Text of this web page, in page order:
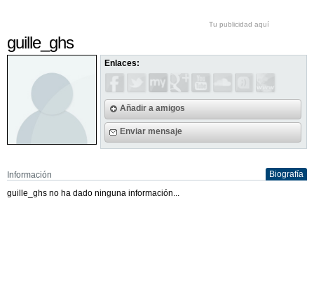
Tu publicidad aquí
guille_ghs
Enlaces:
Añadir a amigos
Enviar mensaje
Información
Biografía
guille_ghs no ha dado ninguna información...